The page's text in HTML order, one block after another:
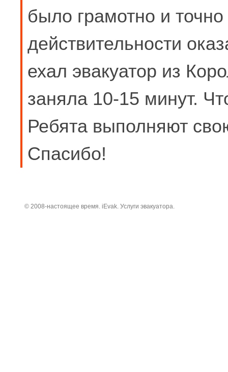
было грамотно и
действительности
ехал эвакуатор из
заняла 10-15 минут.
Ребята выполняют
Спасибо!
© 2008-настоящее время. iEvak. Услуги эвакуатора.